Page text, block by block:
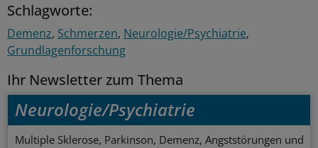
Schlagworte:
Demenz Schmerzen Neurologie/Psychiatrie
Grundlagenforschung
Ihr Newsletter zum Thema
Neurologie/Psychiatrie
Multiple Sklerose, Parkinson, Demenz, Angststörungen und